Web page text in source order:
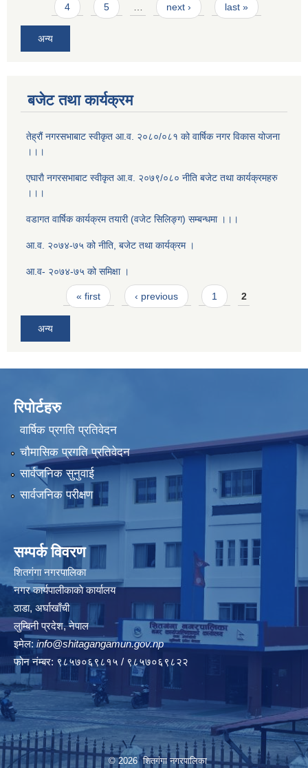
4 5 next › last »
अन्य
बजेट तथा कार्यक्रम
तेह्रौं नगरसभाबाट स्वीकृत आ‍.व. २०८०/०८१ को वार्षिक नगर विकास योजना
।।।
एघाराै नगरसभाबाट स्वीकृत आ‍.व. २०७९/०८० नीति बजेट तथा कार्यक्रमहरु
।।।
वडागत वार्षिक कार्यक्रम तयारी (वजेट सिलिङ्ग) सम्बन्धमा ।।।
आ.व. २०७४-७५ को नीति, बजेट तथा कार्यक्रम ।
आ.व- २०७४-७५ को समिक्षा ।
Pages« first ‹ previous 1 2
अन्य
रिपोर्टहरु
वार्षिक प्रगति प्रतिवेदन
चौमासिक प्रगति प्रतिवेदन
सार्वजनिक सुनुवाई
सार्वजनिक परीक्षण
सम्पर्क विवरण
शितगंगा नगरपालिका
नगर कार्यपालीकाकाे कार्यालय
ठाडा, अर्घाखाँची
लुम्बिनी प्रदेश, नेपाल
इमेल: info@shitagangamun.gov.np
फोन नंम्बर: ९८५७०६९८१५ / ९८५७०६९८२२
© 2026 शितगंगा नगरपालिका